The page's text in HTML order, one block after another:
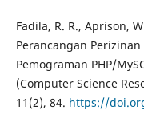
Fadila, R. R., Aprison,
Perancangan
Pemograman PHP/
(Computer Science
11(2), 84. https://